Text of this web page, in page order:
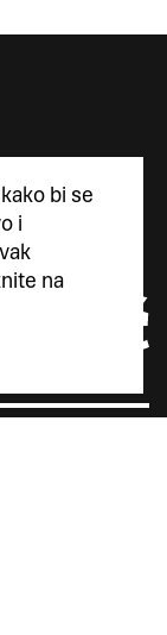
kako bi se
i
na